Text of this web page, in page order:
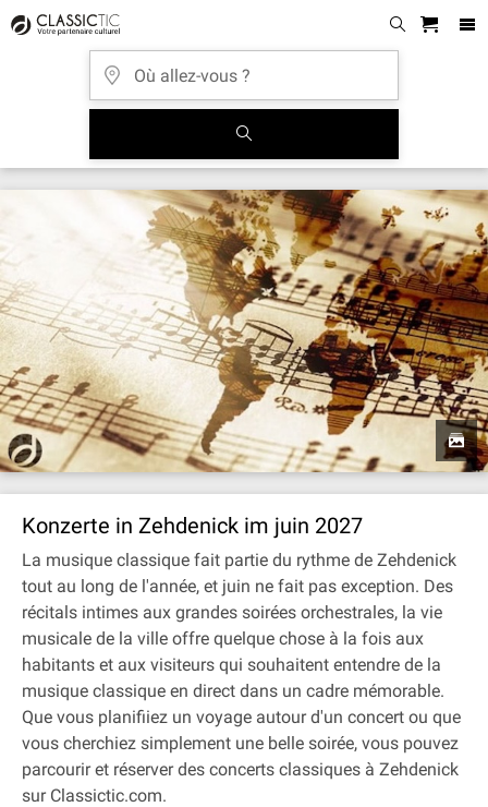
Konzerte in Zehdenick im juin 2027
La musique classique fait partie du rythme de Zehdenick
tout au long de l'année, et juin ne fait pas exception. Des
récitals intimes aux grandes soirées orchestrales, la vie
musicale de la ville offre quelque chose à la fois aux
habitants et aux visiteurs qui souhaitent entendre de la
musique classique en direct dans un cadre mémorable.
Que vous planifiiez un voyage autour d'un concert ou que
vous cherchiez simplement une belle soirée, vous pouvez
parcourir et réserver des concerts classiques à Zehdenick
sur Classictic.com.